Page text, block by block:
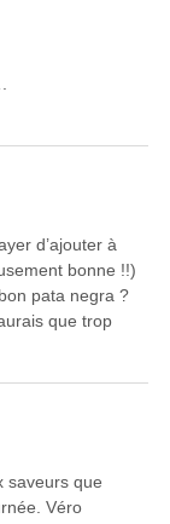
d’ajouter à
bonne !!)
pata negra ?
que trop
saveurs que
Véro